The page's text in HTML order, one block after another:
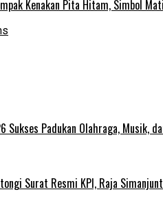
Kenakan Pita Hitam, Simbol
Sukses Padukan Olahraga, Musik,
Surat Resmi KPI, Raja